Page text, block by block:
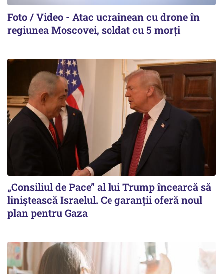
Foto / Video - Atac ucrainean cu drone în
regiunea Moscovei, soldat cu 5 morți
„Consiliul de Pace” al lui Trump încearcă să
liniștească Israelul. Ce garanții oferă noul
plan pentru Gaza